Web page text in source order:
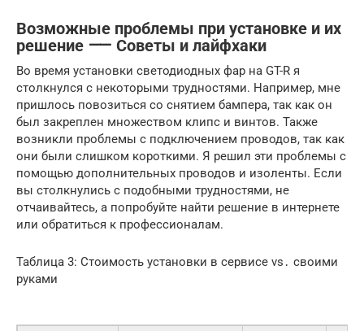
Возможные проблемы при установке и их
решение ⸺ Советы и лайфхаки
Во время установки светодиодных фар на GT-R я
столкнулся с некоторыми трудностями. Например, мне
пришлось повозиться со снятием бампера, так как он
был закреплен множеством клипс и винтов. Также
возникли проблемы с подключением проводов, так как
они были слишком короткими. Я решил эти проблемы с
помощью дополнительных проводов и изоленты. Если
вы столкнулись с подобными трудностями, не
отчаивайтесь, а попробуйте найти решение в интернете
или обратиться к профессионалам.
Таблица 3: Стоимость установки в сервисе vs․ своими
руками